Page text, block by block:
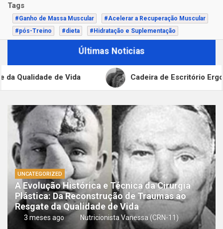
Tags
#Ganho de Massa Muscular
#Acelerar a Recuperação Muscular
#pós-Treino
#dieta #Hidratação e Suplementação
Últimas Noticias
Cadeira de Escritório Ergonômica: Da
UNCATEGORIZED
A Evolução Histórica e Técnica da Cirurgia
Plástica: Da Reconstrução de Traumas ao
Resgate da Qualidade de Vida
3 meses ago Nutricionista Vanessa (CRN-11)